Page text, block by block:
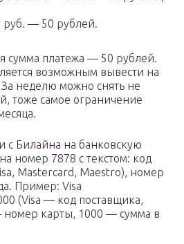
руб. — 50 рублей.
сумма платежа — 50 рублей.
возможным вывести на
За неделю можно снять не
тоже самое ограничение
с Билайна на банковскую
номер 7878 с текстом: код
Mastercard, Maestro), номер
Пример: Visa
(Visa — код поставщика,
карты, 1000 — сумма в